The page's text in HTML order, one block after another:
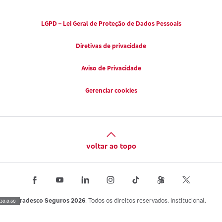
30.0.60
LGPD – Lei Geral de Proteção de Dados Pessoais
Diretivas de privacidade
Aviso de Privacidade
Gerenciar cookies
voltar ao topo
Bradesco Seguros 2026. Todos os direitos reservados. Institucional.